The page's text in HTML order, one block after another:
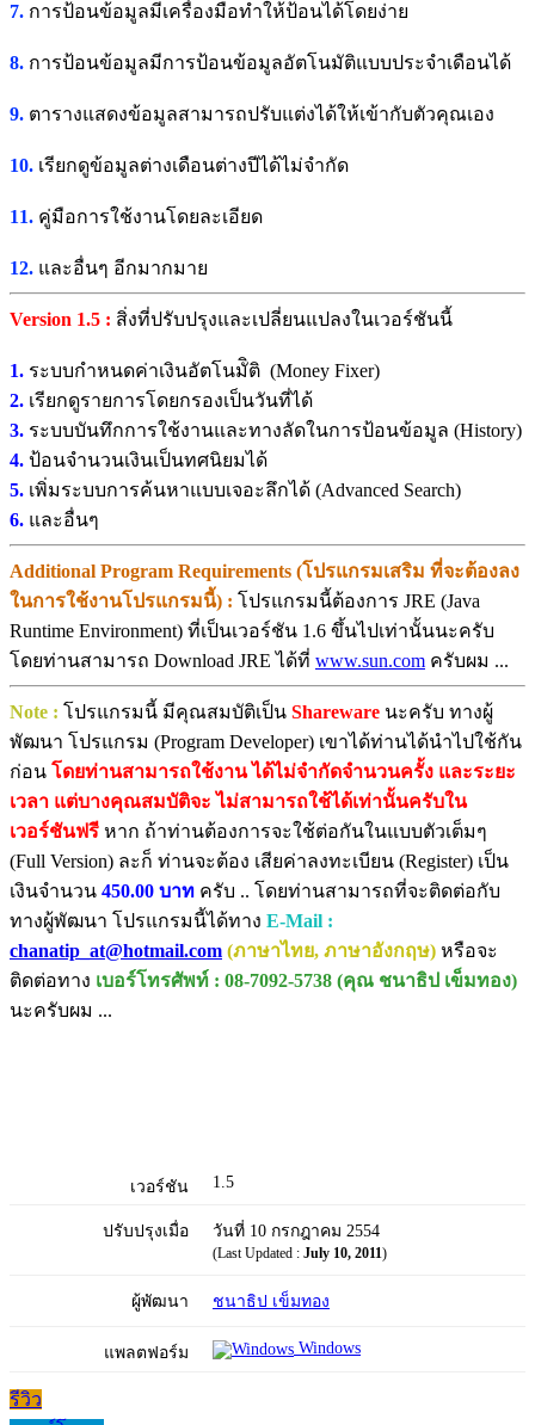
7. การป้อนข้อมูลมีเครื่องมือทำให้ป้อนได้โดยง่าย
8. การป้อนข้อมูลมีการป้อนข้อมูลอัตโนมัติแบบประจำเดือนได้
9. ตารางแสดงข้อมูลสามารถปรับแต่งได้ให้เข้ากับตัวคุณเอง
10. เรียกดูข้อมูลต่างเดือนต่างปีได้ไม่จำกัด
11. คู่มือการใช้งานโดยละเอียด
12. และอื่นๆ อีกมากมาย
Version 1.5 : สิ่งที่ปรับปรุงและเปลี่ยนแปลงในเวอร์ชันนี้
1. ระบบกำหนดค่าเงินอัตโนมัิติ (Money Fixer)
2. เรียกดูรายการโดยกรองเป็นวันที่ได้
3. ระบบบันทึกการใช้งานและทางลัดในการป้อนข้อมูล (History)
4. ป้อนจำนวนเงินเป็นทศนิยมได้
5. เพิ่มระบบการค้นหาแบบเจอะลึกได้ (Advanced Search)
6. และอื่นๆ
Additional Program Requirements (โปรแกรมเสริม ที่จะต้องลง
ในการใช้งานโปรแกรมนี้) : โปรแกรมนี้ต้องการ JRE (Java
Runtime Environment) ที่เป็นเวอร์ชัน 1.6 ขึ้นไปเท่านั้นนะครับ
โดยท่านสามารถ Download JRE ได้ที่ www.sun.com ครับผม ...
Note : โปรแกรมนี้ มีคุณสมบัติเป็น Shareware นะครับ ทางผู้
พัฒนา โปรแกรม (Program Developer) เขาได้ท่านได้นำไปใช้กัน
ก่อน โดยท่านสามารถใช้งาน ได้ไม่จำกัดจำนวนครั้ง และระยะ
เวลา แต่บางคุณสมบัติจะ ไม่สามารถใช้ได้เท่านั้นครับใน
เวอร์ชันฟรี หาก ถ้าท่านต้องการจะใช้ต่อกันในแบบตัวเต็มๆ
(Full Version) ละก็ ท่านจะต้อง เสียค่าลงทะเบียน (Register) เป็น
เงินจำนวน 450.00 บาท ครับ .. โดยท่านสามารถที่จะติดต่อกับ
ทางผู้พัฒนา โปรแกรมนี้ได้ทาง E-Mail :
chanatip_at@hotmail.com (ภาษาไทย, ภาษาอังกฤษ) หรือจะ
ติดต่อทาง เบอร์โทรศัพท์ : 08-7092-5738 (คุณ ชนาธิป เข็มทอง)
นะครับผม ...
เวอร์ชัน 1.5
ปรับปรุงเมื่อ วันที่ 10 กรกฎาคม 2554
(Last Updated : July 10, 2011)
ผู้พัฒนา ชนาธิป เข็มทอง
แพลตฟอร์ม Windows
รีวิว